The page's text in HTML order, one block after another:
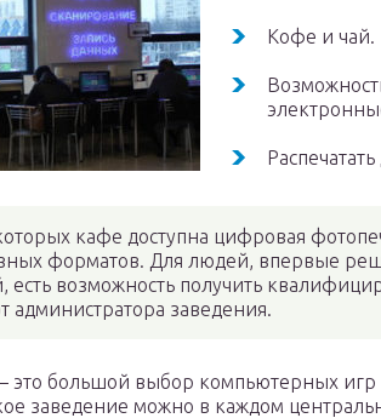
Кофе и чай.
кафе доступна цифровая
форматов. Для людей, впервые
есть возможность получить
администратора заведения.
это большой выбор компьютерных игр
заведение можно в каждом